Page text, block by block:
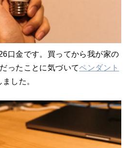
口金です。買ってから我が家の
ったことに気づいてペンダント
した。